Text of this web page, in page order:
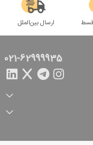
ارسال بین‌الملل
021-62999935